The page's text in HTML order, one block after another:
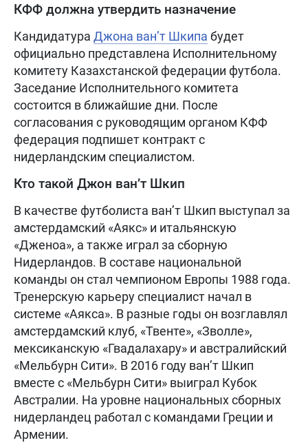
КФФ должна утвердить назначение
Кандидатура Джона ван’т Шкипа будет
официально представлена Исполнительному
комитету Казахстанской федерации футбола.
Заседание Исполнительного комитета
состоится в ближайшие дни. После
согласования с руководящим органом КФФ
федерация подпишет контракт с
нидерландским специалистом.
Кто такой Джон ван’т Шкип
В качестве футболиста ван’т Шкип выступал за
амстердамский «Аякс» и итальянскую
«Дженоа», а также играл за сборную
Нидерландов. В составе национальной
команды он стал чемпионом Европы 1988 года.
Тренерскую карьеру специалист начал в
системе «Аякса». В разные годы он возглавлял
амстердамский клуб, «Твенте», «Зволле»,
мексиканскую «Гвадалахару» и австралийский
«Мельбурн Сити». В 2016 году ван’т Шкип
вместе с «Мельбурн Сити» выиграл Кубок
Австралии. На уровне национальных сборных
нидерландец работал с командами Греции и
Армении.